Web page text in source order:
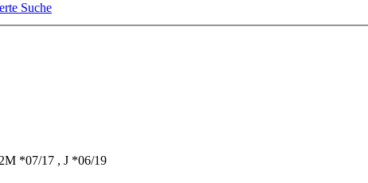
Suche
*07/17 , J *06/19